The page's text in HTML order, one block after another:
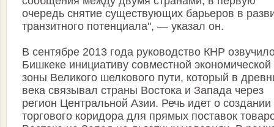
очередь снятие существующих барьеров в
транзитного потенциала", — указал он.
В сентябре 2013 года руководство КНР
Бишкеке инициативу совместной экономической
зоны Великого шелкового пути, который в
века связывал страны Востока и Запада через
регион Центральной Азии. Речь идет о создании
торгового коридора для прямых поставок